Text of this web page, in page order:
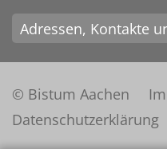
Adressen, Kontakte
© Bistum Aachen
Datenschutzerklärung